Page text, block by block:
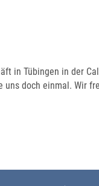
in Tübingen in der
uns doch einmal. Wir